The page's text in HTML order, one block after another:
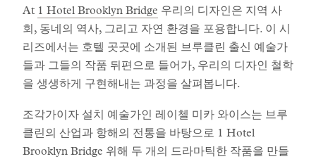
At 1 Hotel Brooklyn Bridge 우리의 디자인은 지역 사
회, 동네의 역사, 그리고 자연 환경을 포용합니다. 이 시
리즈에서는 호텔 곳곳에 소개된 브루클린 출신 예술가
들과 그들의 작품 뒤편으로 들어가, 우리의 디자인 철학
을 생생하게 구현해내는 과정을 살펴봅니다.
조각가이자 설치 예술가인 레이첼 미카 와이스는 브루
클린의 산업과 항해의 전통을 바탕으로 1 Hotel
Brooklyn Bridge 위해 두 개의 드라마틱한 작품을 만들